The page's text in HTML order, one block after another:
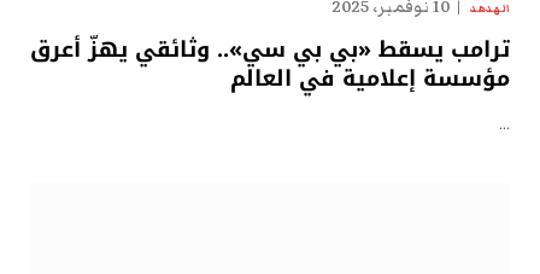
الهدهد 10 نوفمبر، 2025
ترامب يسقط «بي بي سي».. وثائقي يهزّ أعرق
مؤسسة إعلامية في العالم
…